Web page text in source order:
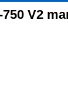
V2